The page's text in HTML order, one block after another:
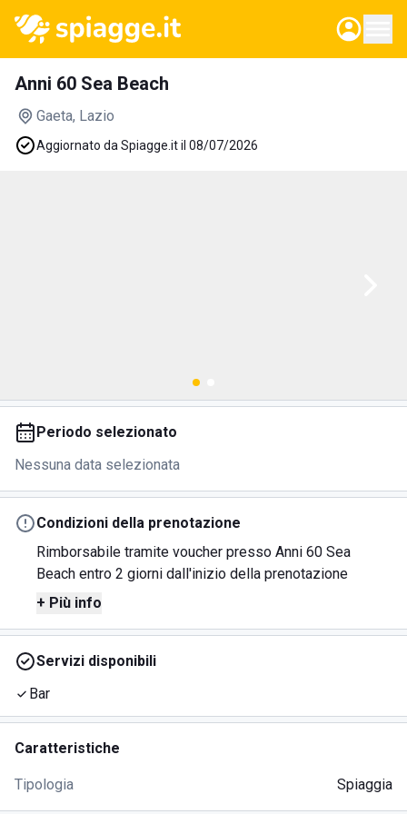
Anni 60 Sea Beach
Gaeta, Lazio
Aggiornato da Spiagge.it il 08/07/2026
Periodo selezionato
Nessuna data selezionata
Condizioni della prenotazione
Rimborsabile tramite voucher presso Anni 60 Sea
Beach entro 2 giorni dall'inizio della prenotazione
+ Più info
Servizi disponibili
Bar
Caratteristiche
Tipologia Spiaggia